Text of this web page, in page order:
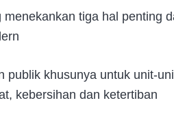
tiga hal penting
publik khusunya untuk unit-
kebersihan dan ketertiban